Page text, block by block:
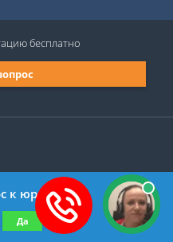
бесплатно
к юристу?
Да